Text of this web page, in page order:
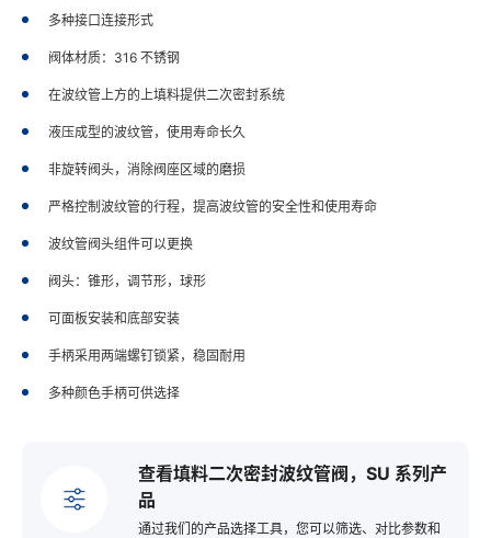
多种接口连接形式
阀体材质：316 不锈钢
在波纹管上方的上填料提供二次密封系统
液压成型的波纹管，使用寿命长久
非旋转阀头，消除阀座区域的磨损
严格控制波纹管的行程，提高波纹管的安全性和使用寿命
波纹管阀头组件可以更换
阀头：锥形，调节形，球形
可面板安装和底部安装
手柄采用两端螺钉锁紧，稳固耐用
多种颜色手柄可供选择
查看填料二次密封波纹管阀，SU 系列产
品
通过我们的产品选择工具，您可以筛选、对比参数和